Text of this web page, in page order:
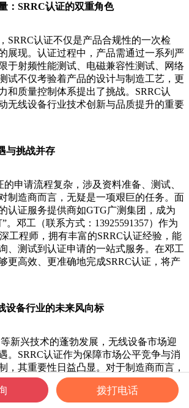
：SRRC认证的双重角色
SRRC认证不仅是产品合规性的一次检
展现。认证过程中，产品需通过一系列严
于射频性能测试、电磁兼容性测试、网络
试不仅考验着产品的设计与制造工艺，更
和质量控制体系提出了挑战。SRRC认
无线设备行业技术创新与品质提升的重要
与挑战并存
申请流程复杂，涉及资料准备、测试、
制造商而言，无疑是一项艰巨的任务。面
认证服务提供商如GTG广测集团，成为
。邓工（联系方式：13925591357）作为
工程师，拥有丰富的SRRC认证经验，能
、测试到认证申请的一站式服务。在邓工
更高效、更准确地完成SRRC认证，将产
设备行业的未来风向标
新兴技术的蓬勃发展，无线设备市场迎
。SRRC认证作为保障市场公平竞争与消
，其重要性日益凸显。对于制造商而言，
意味着获得了进入中国市场的“金钥匙”，
显自身实力的舞台。 拨打电话